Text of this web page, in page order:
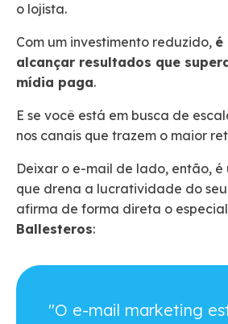
o lojista.
Com um investimento reduzido, é
alcançar resultados que
mídia paga.
E se você está em busca de
nos canais que trazem o maior
Deixar o e-mail de lado, então,
que drena a lucratividade do
afirma de forma direta o
Ballesteros:
"O e-mail marketing